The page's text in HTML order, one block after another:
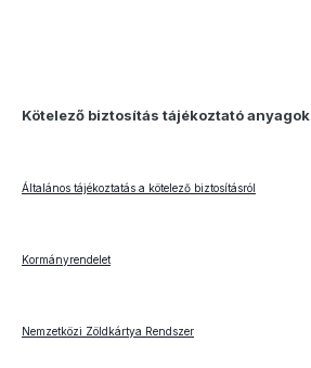
Kötelező biztosítás tájékoztató anyagok
Általános tájékoztatás a kötelező biztosításról
Kormányrendelet
Nemzetközi Zöldkártya Rendszer